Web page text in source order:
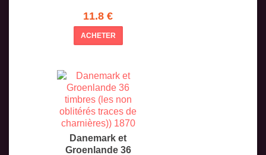
11.8 €
ACHETER
Danemark et
Groenlande 36